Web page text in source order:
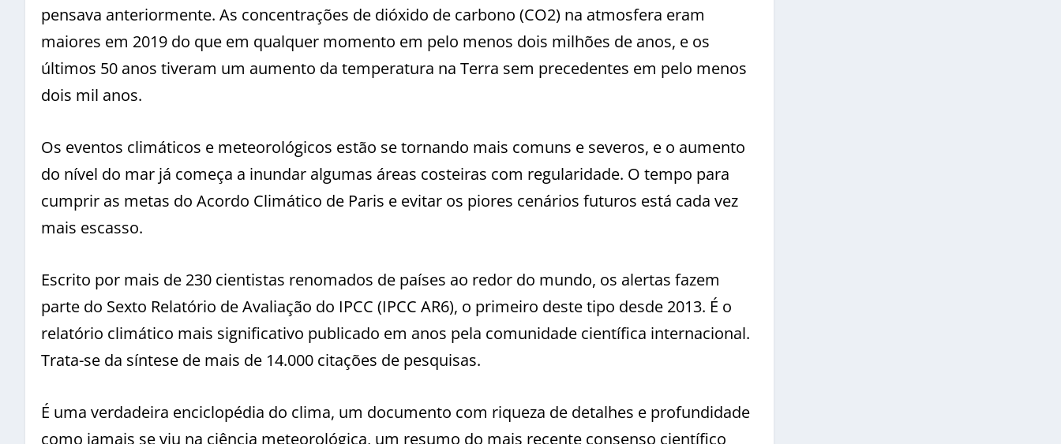
pensava anteriormente. As concentrações de dióxido de carbono (CO2) na atmosfera eram
maiores em 2019 do que em qualquer momento em pelo menos dois milhões de anos, e os
últimos 50 anos tiveram um aumento da temperatura na Terra sem precedentes em pelo menos
dois mil anos.
Os eventos climáticos e meteorológicos estão se tornando mais comuns e severos, e o aumento
do nível do mar já começa a inundar algumas áreas costeiras com regularidade. O tempo para
cumprir as metas do Acordo Climático de Paris e evitar os piores cenários futuros está cada vez
mais escasso.
Escrito por mais de 230 cientistas renomados de países ao redor do mundo, os alertas fazem
parte do Sexto Relatório de Avaliação do IPCC (IPCC AR6), o primeiro deste tipo desde 2013. É o
relatório climático mais significativo publicado em anos pela comunidade científica internacional.
Trata-se da síntese de mais de 14.000 citações de pesquisas.
É uma verdadeira enciclopédia do clima, um documento com riqueza de detalhes e profundidade
como jamais se viu na ciência meteorológica, um resumo do mais recente consenso científico